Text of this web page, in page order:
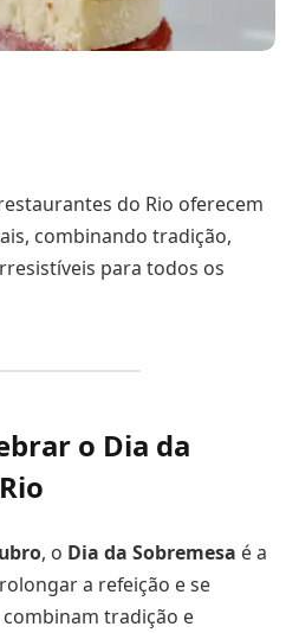
do Rio oferecem
combinando tradição,
para todos os
o Dia da
, o Dia da Sobremesa é a
a refeição e se
tradição e